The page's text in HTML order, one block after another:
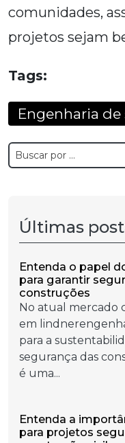
comunidades,
projetos sejam
Tags:
Engenharia
Últimas
Entenda o papel
para garantir
construções
No atual mercado
em
para a
segurança das
é uma...
Entenda a
para projetos